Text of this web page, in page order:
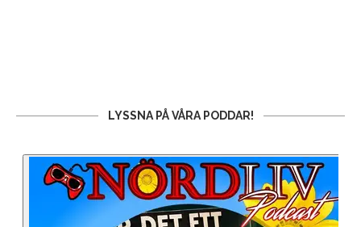
LYSSNA PÅ VÅRA PODDAR!